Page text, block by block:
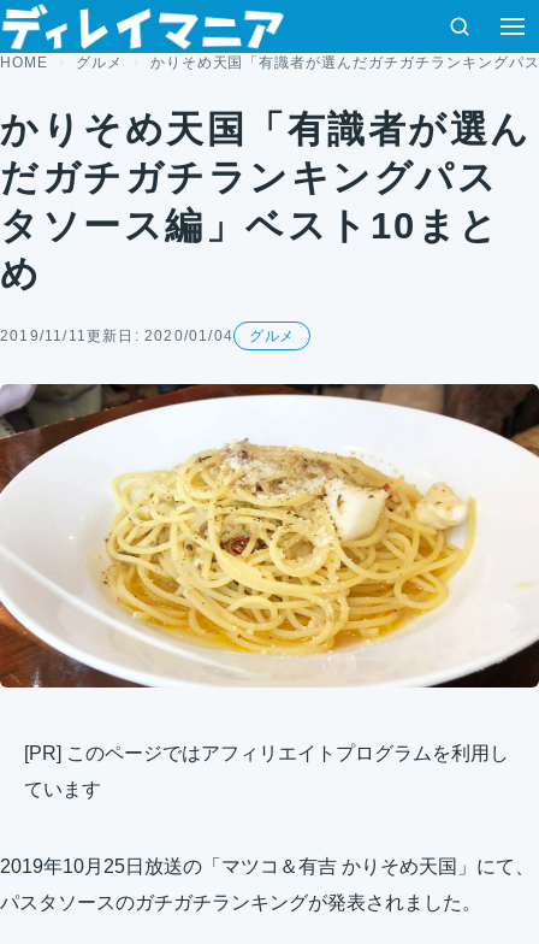
コンテンツへスキップ
検索
HOME グルメ かりそめ天国「有識者が選んだガチガチランキングパ
かりそめ天国「有識者が選ん
だガチガチランキングパス
タソース編」ベスト10まと
め
2019/11/11更新日: 2020/01/04 グルメ
[PR] このページではアフィリエイトプログラムを利用し
ています
2019年10月25日放送の「マツコ＆有吉 かりそめ天国」にて、
パスタソースのガチガチランキングが発表されました。